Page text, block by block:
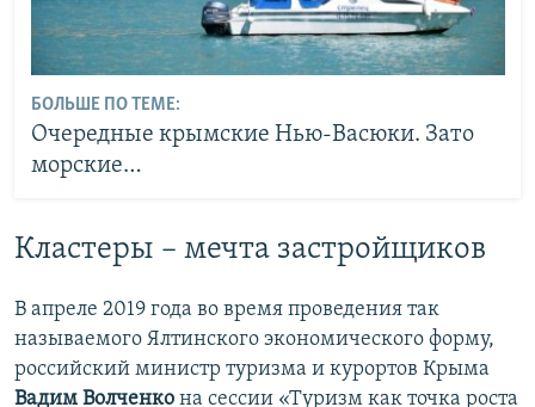
БОЛЬШЕ ПО ТЕМЕ:
Очередные крымские Нью-Васюки. Зато
морские…
Кластеры – мечта застройщиков
В апреле 2019 года во время проведения так
называемого Ялтинского экономического форму,
российский министр туризма и курортов Крыма
Вадим Волченко на сессии «Туризм как точка роста